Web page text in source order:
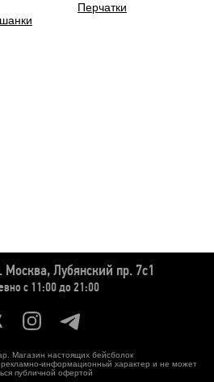
Перчатки
Москва, Лубянский пр. 7с1
с 11:00 до 21:00
Магазин настоящих бейсболок
информационный характер и не может
публичной офертой